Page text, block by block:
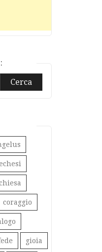
coraggio
gioia